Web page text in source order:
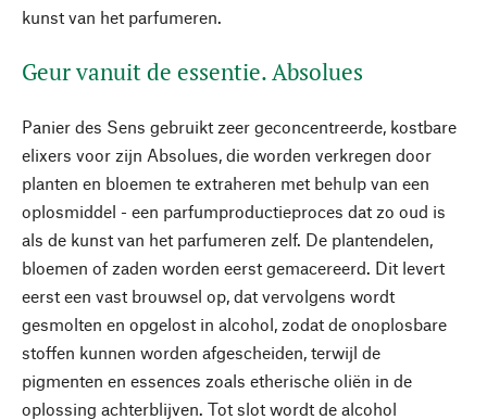
kunst van het parfumeren.
Geur vanuit de essentie. Absolues
Panier des Sens gebruikt zeer geconcentreerde, kostbare
elixers voor zijn Absolues, die worden verkregen door
planten en bloemen te extraheren met behulp van een
oplosmiddel - een parfumproductieproces dat zo oud is
als de kunst van het parfumeren zelf. De plantendelen,
bloemen of zaden worden eerst gemacereerd. Dit levert
eerst een vast brouwsel op, dat vervolgens wordt
gesmolten en opgelost in alcohol, zodat de onoplosbare
stoffen kunnen worden afgescheiden, terwijl de
pigmenten en essences zoals etherische oliën in de
oplossing achterblijven. Tot slot wordt de alcohol